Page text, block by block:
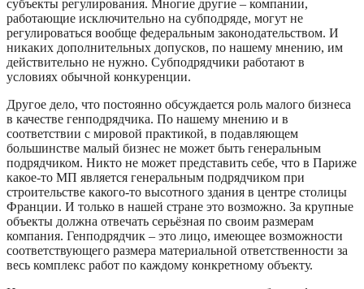
субъекты регулирования. Многие другие – компании,
работающие исключительно на субподряде, могут не
регулироваться вообще федеральным законодательством. И
никаких дополнительных допусков, по нашему мнению, им
действительно не нужно. Субподрядчики работают в
условиях обычной конкуренции.
Другое дело, что постоянно обсуждается роль малого бизнеса
в качестве генподрядчика. По нашему мнению и в
соответствии с мировой практикой, в подавляющем
большинстве малый бизнес не может быть генеральным
подрядчиком. Никто не может представить себе, что в Париже
какое-то МП является генеральным подрядчиком при
строительстве какого-то высотного здания в центре столицы
Франции. И только в нашей стране это возможно. За крупные
объекты должна отвечать серьёзная по своим размерам
компания. Генподрядчик – это лицо, имеющее возможности
соответствующего размера материальной ответственности за
весь комплекс работ по каждому конкретному объекту.